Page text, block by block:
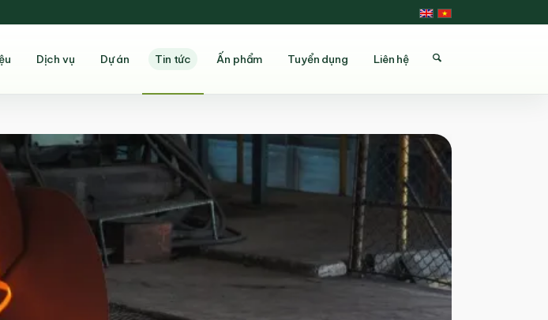
Dịch vụ Dự án Tin tức Ấn phẩm Tuyển dụng Liên hệ